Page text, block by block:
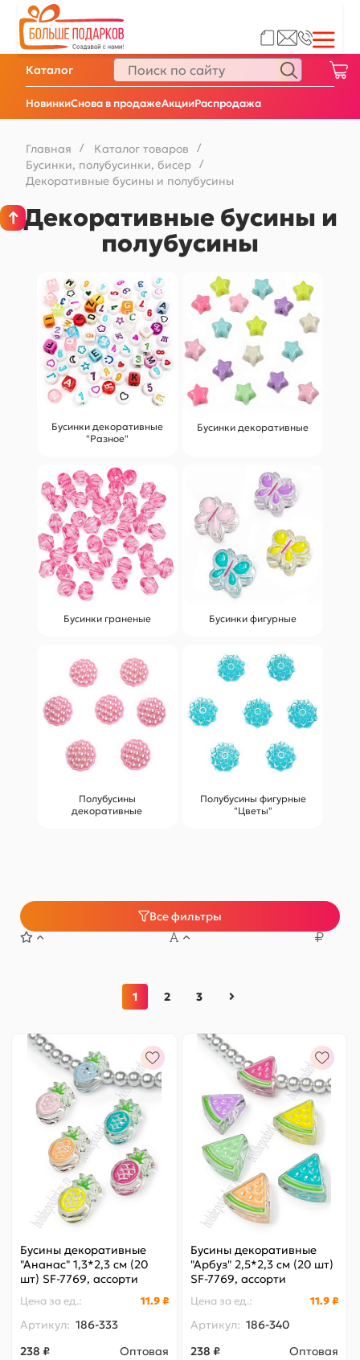
НовинкиСнова в продажеАкцииРаспродажа
Каталог
Главная / Каталог товаров /
Бусинки, полубусинки, бисер /
Декоративные бусины и полубусины
Декоративные бусины и
полубусины
Бусинки декоративные
"Разное"
Бусинки декоративные
Бусинки граненые Бусинки фигурные
Полубусины
декоративные
Полубусины фигурные
"Цветы"
Все фильтры
1 2 3
Бусины декоративные
"Ананас" 1,3*2,3 см (20
шт) SF-7769, ассорти
Цена за ед.: 11.9 ₽
Артикул: 186-333
238 ₽
Оптовая
Бусины декоративные
"Арбуз" 2,5*2,3 см (20 шт)
SF-7769, ассорти
Цена за ед.: 11.9 ₽
Артикул: 186-340
238 ₽
Оптовая